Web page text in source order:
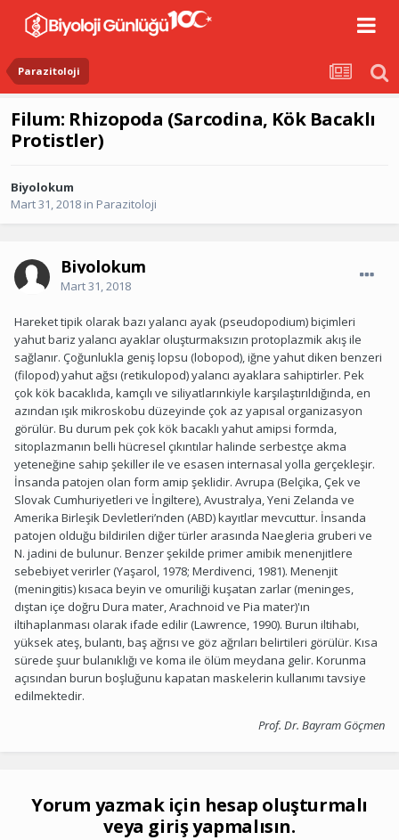
Parazitoloji
Filum: Rhizopoda (Sarcodina, Kök Bacaklı
Protistler)
Biyolokum
Mart 31, 2018 in Parazitoloji
Biyolokum
Mart 31, 2018
Hareket tipik olarak bazı yalancı ayak (pseudopodium) biçimleri
yahut bariz yalancı ayaklar oluşturmaksızın protoplazmik akış ile
sağlanır. Çoğunlukla geniş lopsu (lobopod), iğne yahut diken benzeri
(filopod) yahut ağsı (retikulopod) yalancı ayaklara sahiptirler. Pek
çok kök bacaklıda, kamçılı ve siliyatlarınkiyle karşılaştırıldığında, en
azından ışık mikroskobu düzeyinde çok az yapısal organizasyon
görülür. Bu durum pek çok kök bacaklı yahut amipsi formda,
sitoplazmanın belli hücresel çıkıntılar halinde serbestçe akma
yeteneğine sahip şekiller ile ve esasen internasal yolla gerçekleşir.
İnsanda patojen olan form amip şeklidir. Avrupa (Belçika, Çek ve
Slovak Cumhuriyetleri ve İngiltere), Avustralya, Yeni Zelanda ve
Amerika Birleşik Devletleri’nden (ABD) kayıtlar mevcuttur. İnsanda
patojen olduğu bildirilen diğer türler arasında Naegleria gruberi ve
N. jadini de bulunur. Benzer şekilde primer amibik menenjitlere
sebebiyet verirler (Yaşarol, 1978; Merdivenci, 1981). Menenjit
(meningitis) kısaca beyin ve omuriliği kuşatan zarlar (meninges,
dıştan içe doğru Dura mater, Arachnoid ve Pia mater)'ın
iltihaplanması olarak ifade edilir (Lawrence, 1990). Burun iltihabı,
yüksek ateş, bulantı, baş ağrısı ve göz ağrıları belirtileri görülür. Kısa
sürede şuur bulanıklığı ve koma ile ölüm meydana gelir. Korunma
açısından burun boşluğunu kapatan maskelerin kullanımı tavsiye
edilmektedir.
Prof. Dr. Bayram Göçmen
Yorum yazmak için hesap oluşturmalı
veya giriş yapmalısın.